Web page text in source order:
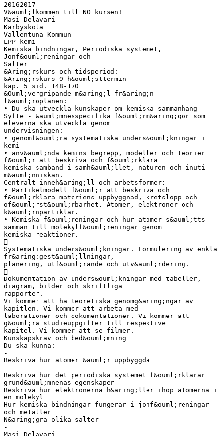
20162017
V&auml;lkommen till NO kursen!
Masi Delavari
Karbyskola
Vallentuna Kommun
LPP kemi
Kemiska bindningar, Periodiska systemet,
Jonf&ouml;reningar och
Salter
&Aring;rskurs och tidsperiod:
&Aring;rskurs 9 h&ouml;sttermin
kap. 5 sid. 148-170
&Ouml;vergripande m&aring;l fr&aring;n
l&auml;roplanen:
• Du ska utveckla kunskaper om kemiska sammanhang
Syfte - &auml;mnesspecifika f&ouml;rm&aring;gor som
eleverna ska utveckla genom
undervisningen:
• genomf&ouml;ra systematiska unders&ouml;kningar i
kemi
• anv&auml;nda kemins begrepp, modeller och teorier
f&ouml;r att beskriva och f&ouml;rklara
kemiska samband i samh&auml;llet, naturen och inuti
m&auml;nniskan.
Centralt inneh&aring;ll och arbetsformer:
• Partikelmodell f&ouml;r att beskriva och
f&ouml;rklara materiens uppbyggnad, kretslopp och
of&ouml;rst&ouml;rbarhet. Atomer, elektroner och
k&auml;rnpartiklar.
• Kemiska f&ouml;reningar och hur atomer s&auml;tts
samman till molekylf&ouml;reningar genom
kemiska reaktioner.

Systematiska unders&ouml;kningar. Formulering av enkla
fr&aring;gest&auml;llningar,
planering, utf&ouml;rande och utv&auml;rdering.

Dokumentation av unders&ouml;kningar med tabeller,
diagram, bilder och skriftliga
rapporter.
Vi kommer att ha teoretiska genomg&aring;ngar av
kapitlen. Vi kommer att arbeta med
laborationer och dokumentationer. Vi kommer att
g&ouml;ra studieuppgifter till respektive
kapitel. Vi kommer att se filmer.
Kunskapskrav och bed&ouml;mning
Du ska kunna:
-
Beskriva hur atomer &auml;r uppbyggda
-
Beskriva hur det periodiska systemet f&ouml;rklarar
grund&auml;mnenas egenskaper
Beskriva hur elektronerna h&aring;ller ihop atomerna i
en molekyl
Hur kemiska bindningar fungerar i jonf&ouml;reningar
och metaller
N&aring;gra olika salter
-
Masi Delavari